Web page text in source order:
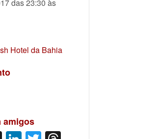
das 23:30 às
Hotel da Bahia
amigos